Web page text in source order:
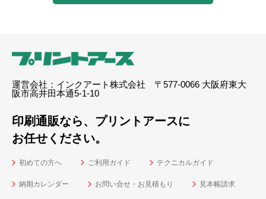
運営会社：インクアート株式会社 〒577-0066 大阪府東大
阪市高井田本通5-1-10
印刷通販なら、プリントアースに
お任せください。
初めての方へ ご利用ガイド テクニカルガイド
納期カレンダー お問い合せ・お見積もり 見本帳請求